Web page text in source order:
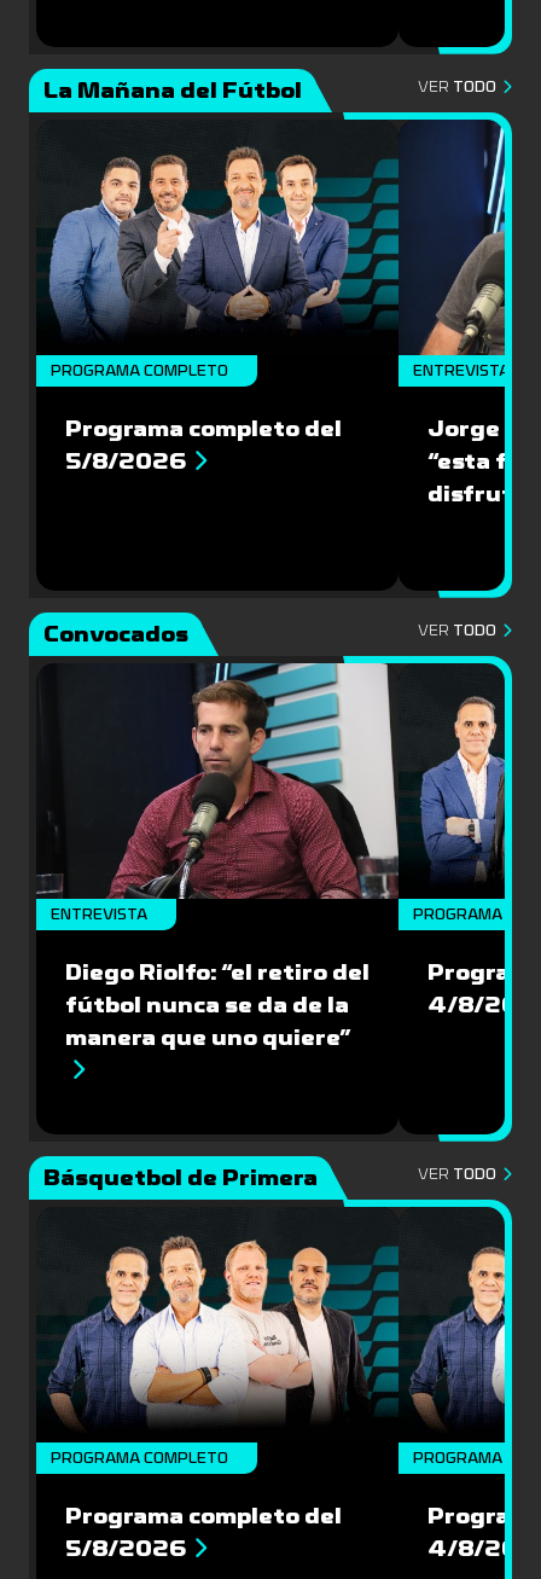
La Mañana del Fútbol VER TODO
PROGRAMA COMPLETO
Programa completo del
5/8/2026
ENTREVISTA
Jorge
“esta
disfrute
Convocados VER TODO
ENTREVISTA
Diego Riolfo: “el retiro del
fútbol nunca se da de la
manera que uno quiere”
PROGRAMA
4/8/
Básquetbol de Primera VER TODO
PROGRAMA COMPLETO
Programa completo del
5/8/2026
PROGRAMA
4/8/